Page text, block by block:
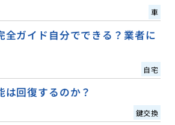
車
全ガイド自分でできる？業者に
自宅
回復するのか？
鍵交換